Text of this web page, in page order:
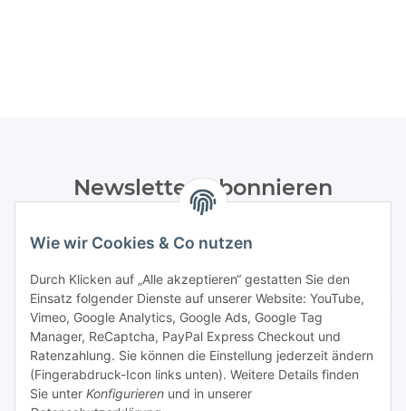
Wie wir Cookies & Co nutzen
Durch Klicken auf „Alle akzeptieren“ gestatten Sie den
Einsatz folgender Dienste auf unserer Website: YouTube,
Vimeo, Google Analytics, Google Ads, Google Tag
Manager, ReCaptcha, PayPal Express Checkout und
Ratenzahlung. Sie können die Einstellung jederzeit ändern
(Fingerabdruck-Icon links unten). Weitere Details finden
Sie unter Konfigurieren und in unserer
Newsletter Abonnieren
Datenschutzerklärungregelmäßig und jederzeit widerruflich
Abonnieren
Informationen